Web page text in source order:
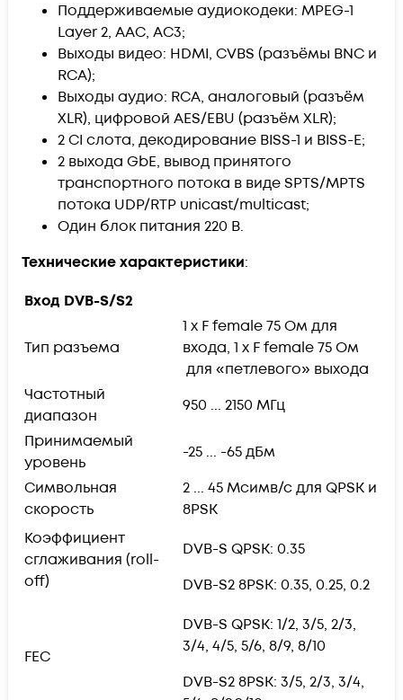
Поддерживаемые аудиокодеки: MPEG-1
Layer 2, AAC, AC3;
Выходы видео: HDMI, CVBS (разъёмы BNC и
RCA);
Выходы аудио: RCA, аналоговый (разъём
XLR), цифровой AES/EBU (разъём XLR);
2 CI слота, декодирование BISS-1 и BISS-E;
2 выхода GbE, вывод принятого
транспортного потока в виде SPTS/MPTS
потока UDP/RTP unicast/multicast;
Один блок питания 220 В.
Технические характеристики:
Вход DVB-S/S2
Тип разъема
1 x F female 75 Ом для
входа, 1 x F female 75 Ом
для «петлевого» выхода
Частотный
диапазон
950 ... 2150 МГц
Принимаемый
уровень
-25 ... -65 дБм
Символьная
скорость
2 ... 45 Мсимв/с для QPSK и
8PSK
Коэффициент
сглаживания (roll-
off)
DVB-S QPSK: 0.35
DVB-S2 8PSK: 0.35, 0.25, 0.2
FEC
DVB-S QPSK: 1/2, 3/5, 2/3,
3/4, 4/5, 5/6, 8/9, 8/10
DVB-S2 8PSK: 3/5, 2/3, 3/4,